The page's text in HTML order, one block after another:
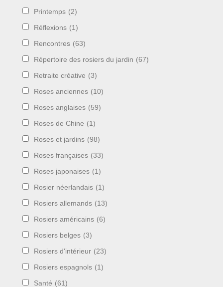
Printemps (2)
Réflexions (1)
Rencontres (63)
Répertoire des rosiers du jardin (67)
Retraite créative (3)
Roses anciennes (10)
Roses anglaises (59)
Roses de Chine (1)
Roses et jardins (98)
Roses françaises (33)
Roses japonaises (1)
Rosier néerlandais (1)
Rosiers allemands (13)
Rosiers américains (6)
Rosiers belges (3)
Rosiers d'intérieur (23)
Rosiers espagnols (1)
Santé (61)